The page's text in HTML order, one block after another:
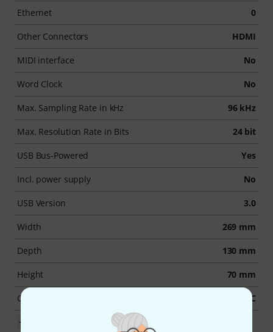
Ethernet 0
Other Connectors HDMI
MIDI interface No
Word Clock No
Max. Sampling Rate in kHz 96 kHz
Max. Resolution Rate in Bits 24 bit
USB Bus-Powered Yes
Incl. power supply No
USB Version 3.0
Width 269 mm
Depth 130 mm
Height 70 mm
Connection Format USB port Type C